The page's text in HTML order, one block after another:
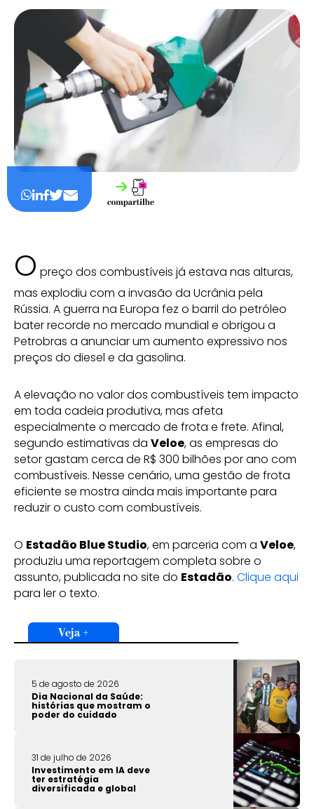
O preço dos combustíveis já estava nas alturas,
mas explodiu com a invasão da Ucrânia pela
Rússia. A guerra na Europa fez o barril do petróleo
bater recorde no mercado mundial e obrigou a
Petrobras a anunciar um aumento expressivo nos
preços do diesel e da gasolina.
A elevação no valor dos combustíveis tem impacto
em toda cadeia produtiva, mas afeta
especialmente o mercado de frota e frete. Afinal,
segundo estimativas da Veloe, as empresas do
setor gastam cerca de R$ 300 bilhões por ano com
combustíveis. Nesse cenário, uma gestão de frota
eficiente se mostra ainda mais importante para
reduzir o custo com combustíveis.
O Estadão Blue Studio, em parceria com a Veloe,
produziu uma reportagem completa sobre o
assunto, publicada no site do Estadão. Clique aqui
para ler o texto.
Veja +
5 de agosto de 2026
Dia Nacional da Saúde:
histórias que mostram o
poder do cuidado
31 de julho de 2026
Investimento em IA deve
ter estratégia
diversificada e global